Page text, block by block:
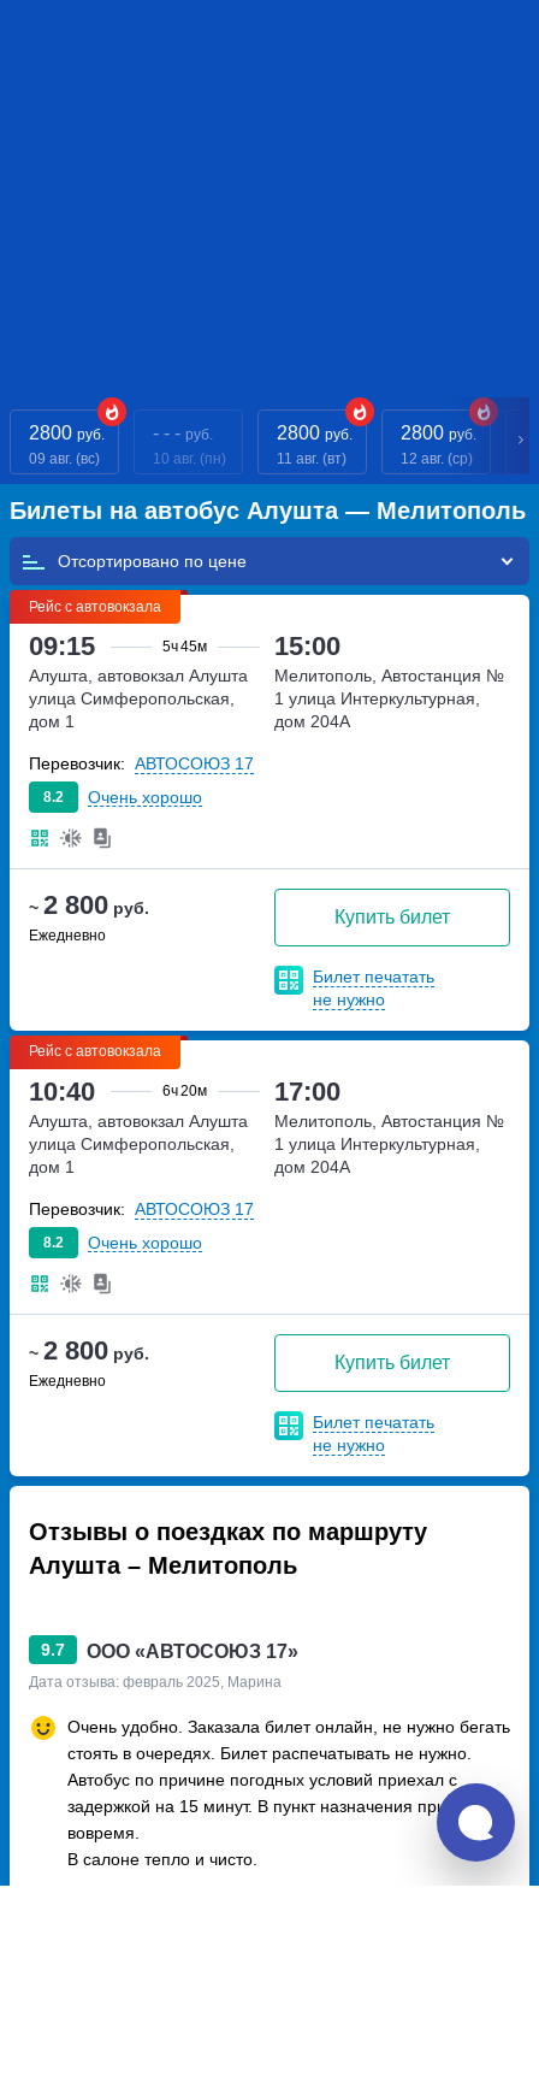
2800 руб.
09 авг. (вс)
- - - руб.
10 авг. (пн)
2800 руб.
11 авг. (вт)
2800 руб.
12 авг. (ср)
Билеты на автобус Алушта — Мелитополь
Отсортировано по
Рейс с автовокзала
09:15 5ч45м 15:00
~ 2 800 руб.
Ежедневно
Купить билет
Билет печатать
не нужно
Алушта, автовокзал Алушта
улица Симферопольская,
дом 1
Мелитополь, Автостанция №
1 улица Интеркультурная,
дом 204А
8.2 Очень хорошо
Перевозчик: АВТОСОЮЗ 17
Рейс с автовокзала
10:40 6ч20м 17:00
~ 2 800 руб.
Ежедневно
Купить билет
Билет печатать
не нужно
Алушта, автовокзал Алушта
улица Симферопольская,
дом 1
Мелитополь, Автостанция №
1 улица Интеркультурная,
дом 204А
8.2 Очень хорошо
Перевозчик: АВТОСОЮЗ 17
Отзывы о поездках по маршруту
Алушта – Мелитополь
9.7 ООО «АВТОСОЮЗ 17»
Дата отзыва: февраль 2025, Марина
Очень удобно. Заказала билет онлайн, не нужно бегать
стоять в очередях. Билет распечатывать не нужно.
Автобус по причине погодных условий приехал с
задержкой на 15 минут. В пункт назначения прибыл
вовремя.
В салоне тепло и чисто.